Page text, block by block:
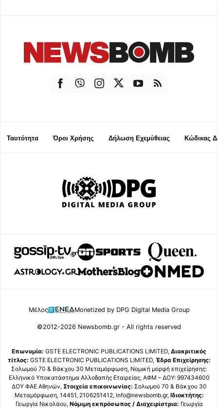
Ταυτότητα Όροι Χρήσης Δήλωση Εχεμύθειας Κώδικας
Μέλος Monetized by DPG Digital Media Group
©2012-2026 Newsbomb.gr - All rights reserved
Επωνυμία: GSTE ELECTRONIC PUBLICATIONS LIMITED, Διακριτικός
τίτλος: GSTE ELECTRONIC PUBLICATIONS LIMITED, Έδρα Επιχείρησης:
Σολωμού 70 & Βάκχου 30 Μεταμόρφωση, Νομική μορφή επιχείρησης:
Ελληνικό Υποκατάστημα Αλλοδαπής Εταιρείας, ΑΦΜ – ΔΟΥ: 997434600
ΔΟΥ ΦΑΕ Αθηνών, Στοιχεία επικοινωνίας: Σολωμού 70 & Βάκχου 30
Μεταμόρφωση, 14451, 2106251412, info@newsbomb.gr, Ιδιοκτήτης:
Γεωργία Νικολάου, Νόμιμη εκπρόσωπος / Διαχειρίστρια: Γεωργία